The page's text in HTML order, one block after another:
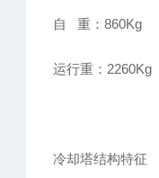
自 重：860Kg
运行重：2260Kg
冷却塔结构特征